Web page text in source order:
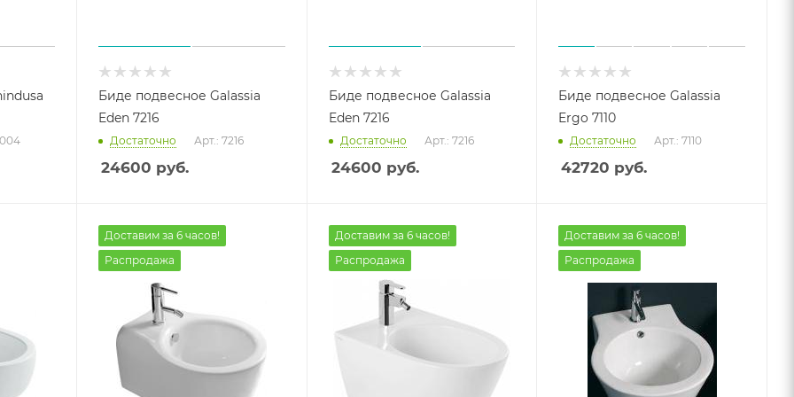
Биде подвесное Galassia
Eden 7216
Достаточно Арт.: 7216
24600 руб.
Биде подвесное Galassia
Eden 7216
Достаточно Арт.: 7216
24600 руб.
Биде подвесное Galassia
Ergo 7110
Достаточно Арт.: 7110
42720 руб.
Доставим за 6 часов!
Распродажа
Доставим за 6 часов!
Распродажа
Доставим за 6 часов!
Распродажа